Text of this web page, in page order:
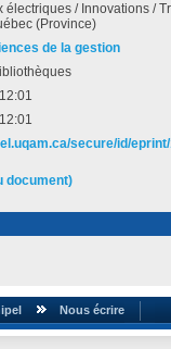
électriques / Innovations /
(Province)
de la gestion
secure/id/
document)
Nous écrire